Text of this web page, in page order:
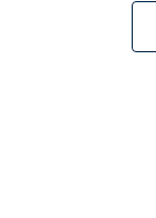
はこれに由来す